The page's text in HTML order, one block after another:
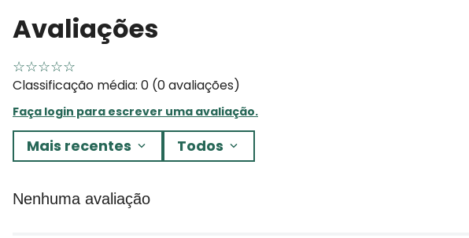
Avaliações
☆☆☆☆☆
Classificação média: 0 (0 avaliações)
Faça login para escrever uma avaliação.
Mais recentes Todos
Nenhuma avaliação